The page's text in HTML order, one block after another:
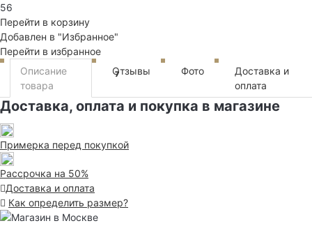
56
Перейти в корзину
Добавлен в "Избранное"
Перейти в избранное
Описание
товара
Отзывы
7 Фото
Доставка и
оплата
Доставка, оплата и покупка в магазине
Примерка перед покупкой
Рассрочка на 50%
Доставка и оплата
Как определить размер?